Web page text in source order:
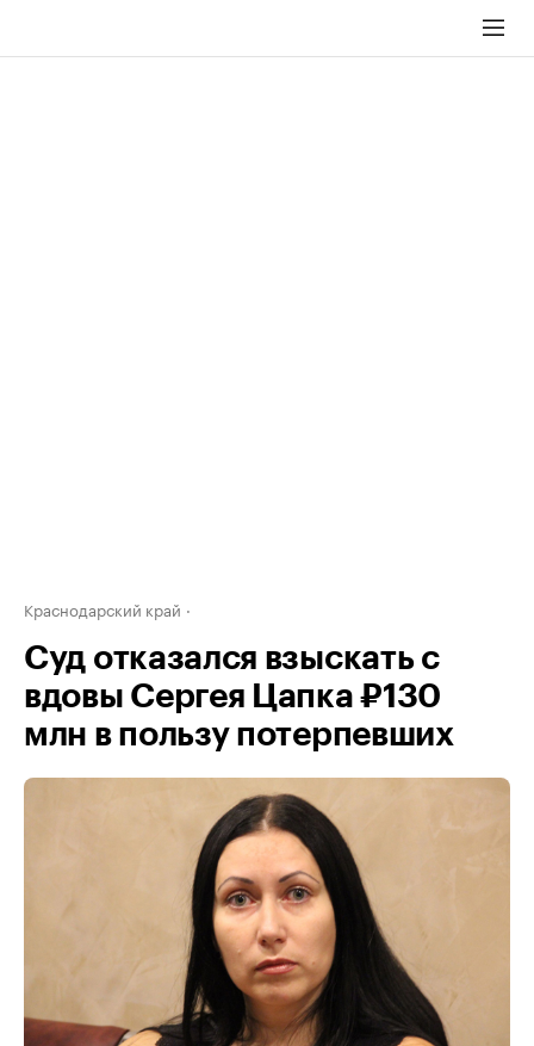
Краснодарский край
Суд отказался взыскать с
вдовы Сергея Цапка ₽130
млн в пользу потерпевших